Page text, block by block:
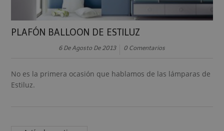
PLAFÓN BALLOON DE ESTILUZ
6 De Agosto De 2013 0 Comentarios
No es la primera ocasión que hablamos de las lámparas de
Estiluz.